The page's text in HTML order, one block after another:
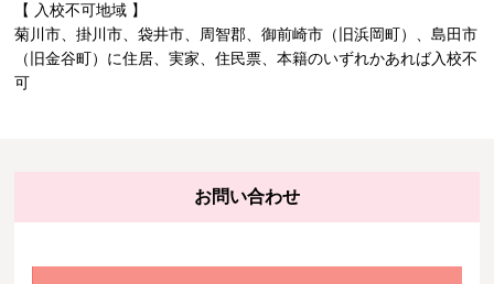
【 入校不可地域 】
菊川市、掛川市、袋井市、周智郡、御前崎市（旧浜岡町）、島田市
（旧金谷町）に住居、実家、住民票、本籍のいずれかあれば入校不
可
お問い合わせ